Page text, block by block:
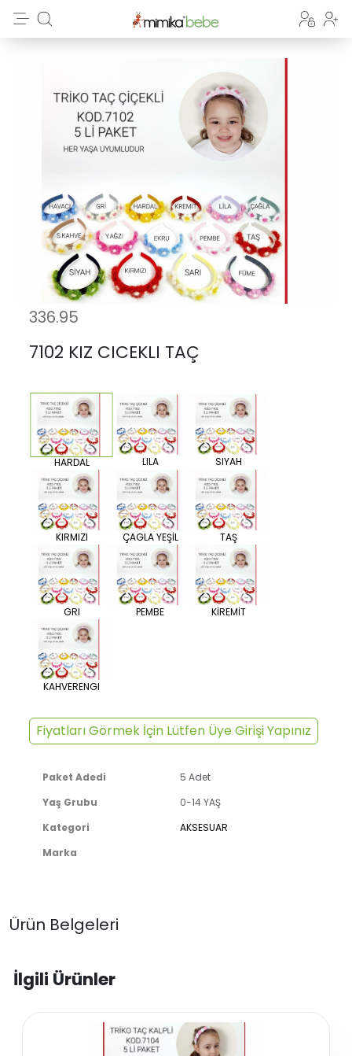
336.95
7102 KIZ CICEKLI TAÇ
HARDAL LILA SIYAH
KIRMIZI ÇAGLA YEŞİL TAŞ
GRI PEMBE KİREMİT
KAHVERENGI
Fiyatları Görmek İçin Lütfen Üye Girişi Yapınız
Paket Adedi
5 Adet
Yaş Grubu
0-14 YAŞ
Kategori
AKSESUAR
Marka
Ürün Belgeleri
İlgili Ürünler